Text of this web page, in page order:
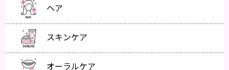
ヘア
スキンケア
オーラルケア